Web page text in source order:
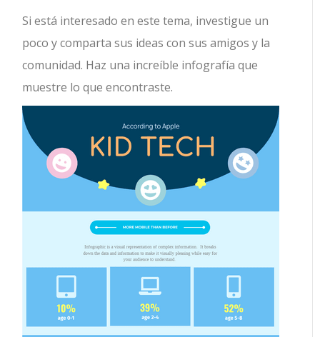
Si está interesado en este tema, investigue un
poco y comparta sus ideas con sus amigos y la
comunidad. Haz una increíble infografía que
muestre lo que encontraste.